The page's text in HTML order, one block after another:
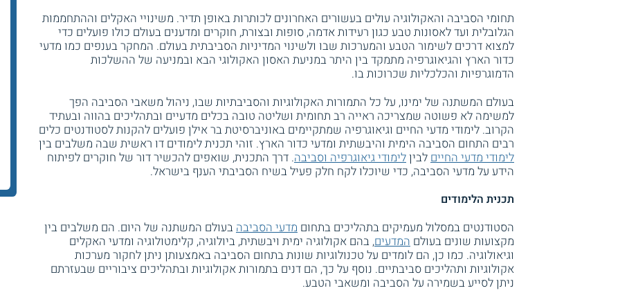
תחומי הסביבה והאקולוגיה עולים בעשורים האחרונים לכותרות באופן תדיר. משינויי האקלים וההתחממות
הגלובלית ועד לאסונות טבע כגון רעידות אדמה, סופות ובצורת, חוקרים ומדענים בעולם כולו פועלים כדי
למצוא דרכים לשימור הטבע והמערכות שבו ולשינוי המדיניות הסביבתית בעולם. המחקר בענפים כמו מדעי
כדור הארץ והגיאוגרפיה מתמקד בין היתר במניעת האסון האקולוגי הבא ובמניעה של ההשלכות
הדמוגרפיות והכלכליות שכרוכות בו.
בעולם המשתנה של ימינו, על כל התמורות האקולוגיות והסביבתיות שבו, ניהול משאבי הסביבה הפך
למשימה לא פשוטה שמצריכה ראייה רב תחומית ושליטה טובה בכלים מדעיים ובתהליכים בהווה ובעתיד
הקרוב. לימודי מדעי החיים וגיאוגרפיה שמתקיימים באוניברסיטת בר אילן פועלים להקנות לסטודנטים כלים
רבים התחום הסביבה הימית והיבשתית ומדעי כדור הארץ. זוהי תכנית לימודים דו ראשית שבה משלבים בין
לימודי מדעי החייםלביןלימודי גיאוגרפיה וסביבה. דרך התכנית, שואפים להכשיר דור של חוקרים לפיתוח
הידע על מדעי הסביבה, כדי שיוכלו לקח חלק פעיל בשיח הסביבתי הענף בישראל.
תכנית הלימודים
הסטודנטים במסלול מעמיקים בתהליכים בתחום מדעי הסביבהבעולם המשתנה של היום. הם משלבים בין
מקצועות שונים בעולם המדעים, בהם אקולוגיה ימית ויבשתית, ביולוגיה, קלימטולוגיה ומדעי האקלים
וגיאולוגיה. כמו כן, הם לומדים על טכנולוגיות שונות בתחום הסביבה באמצעותן ניתן לחקור מערכות
אקולוגיות ותהליכים סביבתיים. נוסף על כך, הם דנים בתמורות אקולוגיות ובתהליכים ציבוריים שבעזרתם
ניתן לסייע בשמירה על הסביבה ומשאבי הטבע.